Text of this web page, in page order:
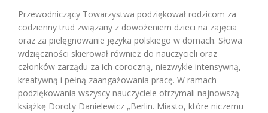
Przewodniczący Towarzystwa podziękował rodzicom za
codzienny trud związany z dowożeniem dzieci na zajęcia
oraz za pielęgnowanie języka polskiego w domach. Słowa
wdzięczności skierował również do nauczycieli oraz
członków zarządu za ich coroczną, niezwykle intensywną,
kreatywną i pełną zaangażowania pracę. W ramach
podziękowania wszyscy nauczyciele otrzymali najnowszą
książkę Doroty Danielewicz „Berlin. Miasto, które niczemu